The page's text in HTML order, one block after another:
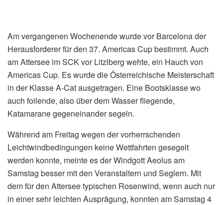
Am vergangenen Wochenende wurde vor Barcelona der
Herausforderer für den 37. Americas Cup bestimmt. Auch
am Attersee im SCK vor Litzlberg wehte, ein Hauch von
Americas Cup. Es wurde die Österreichische Meisterschaft
in der Klasse A-Cat ausgetragen. Eine Bootsklasse wo
auch foilende, also über dem Wasser fliegende,
Katamarane gegeneinander segeln.
Während am Freitag wegen der vorherrschenden
Leichtwindbedingungen keine Wettfahrten gesegelt
werden konnte, meinte es der Windgott Aeolus am
Samstag besser mit den Veranstaltern und Seglern. Mit
dem für den Attersee typischen Rosenwind, wenn auch nur
in einer sehr leichten Ausprägung, konnten am Samstag 4